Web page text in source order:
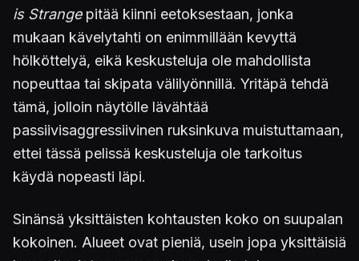
is Strangepitää kiinni eetoksestaan, jonka
mukaan kävelytahti on enimmillään kevyttä
hölköttelyä, eikä keskusteluja ole mahdollista
nopeuttaa tai skipata välilyönnillä. Yritäpä tehdä
tämä, jolloin näytölle lävähtää
passiivisaggressiivinen ruksinkuva muistuttamaan,
ettei tässä pelissä keskusteluja ole tarkoitus
käydä nopeasti läpi.
Sinänsä yksittäisten kohtausten koko on suupalan
kokoinen. Alueet ovat pieniä, usein jopa yksittäisiä